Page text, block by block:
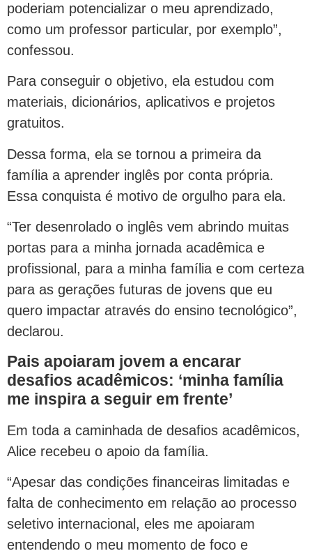
poderiam potencializar o meu aprendizado,
como um professor particular, por exemplo”,
confessou.
Para conseguir o objetivo, ela estudou com
materiais, dicionários, aplicativos e projetos
gratuitos.
Dessa forma, ela se tornou a primeira da
família a aprender inglês por conta própria.
Essa conquista é motivo de orgulho para ela.
“Ter desenrolado o inglês vem abrindo muitas
portas para a minha jornada acadêmica e
profissional, para a minha família e com certeza
para as gerações futuras de jovens que eu
quero impactar através do ensino tecnológico”,
declarou.
Pais apoiaram jovem a encarar
desafios acadêmicos: ‘minha família
me inspira a seguir em frente’
Em toda a caminhada de desafios acadêmicos,
Alice recebeu o apoio da família.
“Apesar das condições financeiras limitadas e
falta de conhecimento em relação ao processo
seletivo internacional, eles me apoiaram
entendendo o meu momento de foco e